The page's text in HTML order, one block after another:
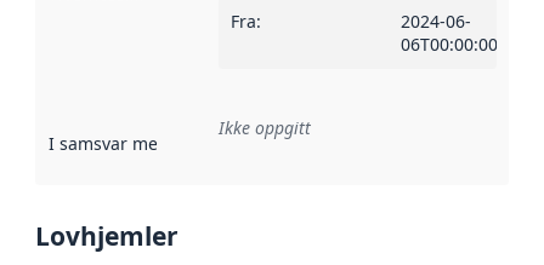
Fra:
2024-06-
06T00:00:00Z
I samsvar med Referanse til en implementasjonsregel
Ikke oppgitt
Lovhjemler